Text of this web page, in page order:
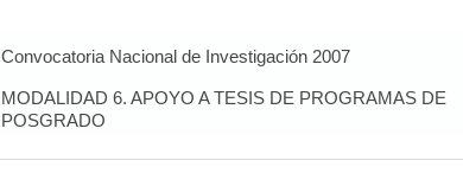
Convocatoria Nacional de Investigación 2007
MODALIDAD 6. APOYO A TESIS DE PROGRAMAS DE
POSGRADO